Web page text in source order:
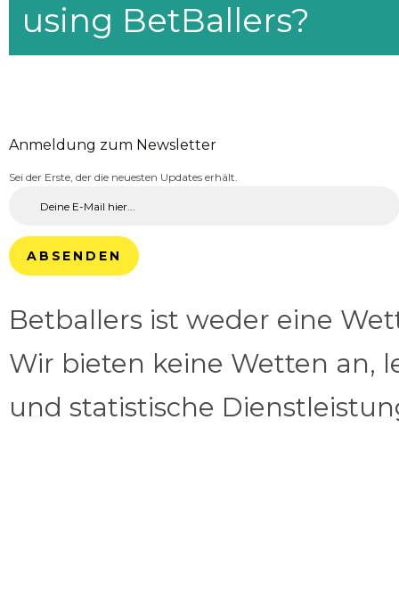
using BetBallers?
Anmeldung zum Newsletter
Sei der Erste, der die neuesten Updates erhält.
ABSENDEN
Betballers ist weder eine
Wir bieten keine Wetten an,
und statistische